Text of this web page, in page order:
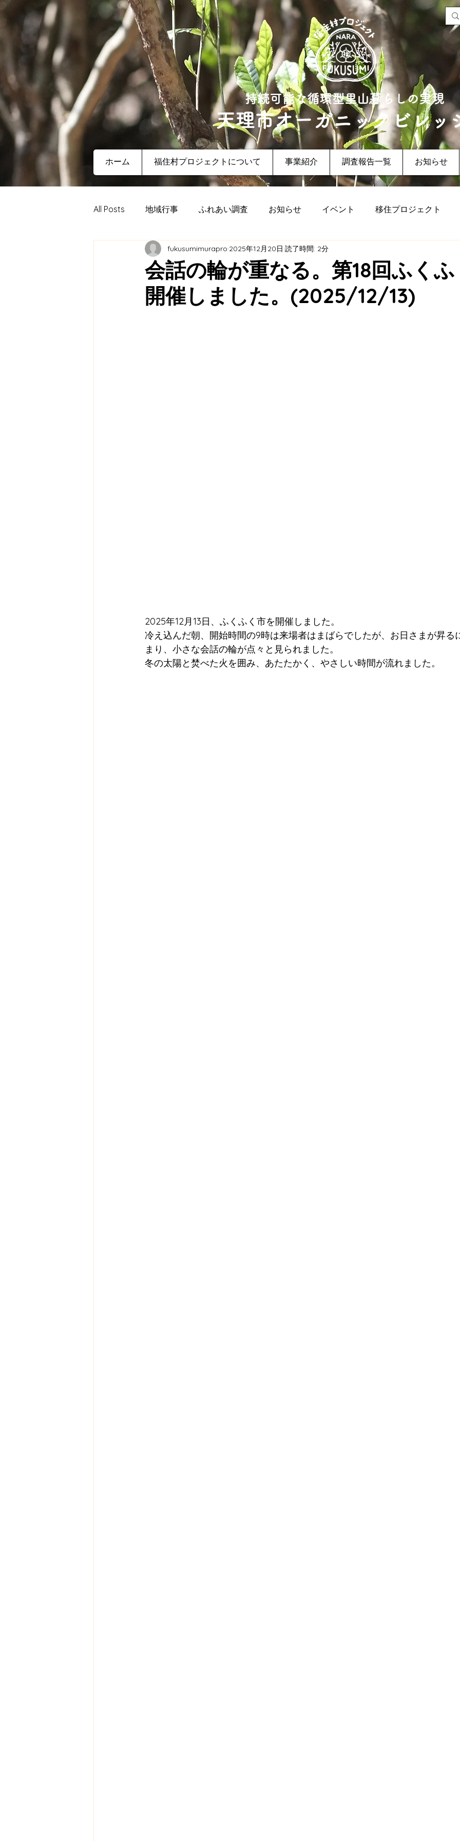
持続可能な循環型里山暮らしの実現
天理市オーガニックビレッ
ホーム 福住村プロジェクトについて 事業紹介 調査報告一覧 お知らせ
All Posts 地域行事 ふれあい調査 お知らせ イベント 移住プロジェクト
教育連携 農業プロジェクト エネルギープロジェクト
メディア掲載 ふくふく市 天理市オーガニックビレッジ ×「福住村」プロジェクト イ
会話の輪が重なる。第18回ふく
開催しました。(2025/12/13)
fukusumimurapro 2025年12月20日 読了時間: 2分
2025年12月13日、ふくふく市を開催しました。
冷え込んだ朝、開始時間の9時は来場者はまばらでしたが、お日さまが昇る
まり、小さな会話の輪が点々と見られました。
冬の太陽と焚べた火を囲み、あたたかく、やさしい時間が流れました。